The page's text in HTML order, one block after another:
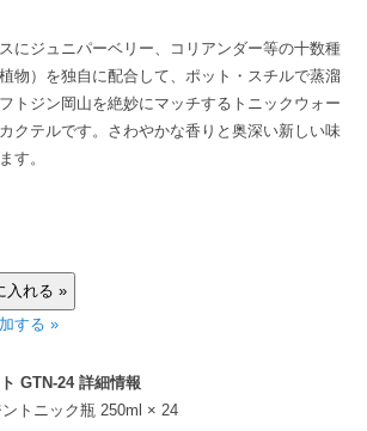
にジュニパーベリー、コリアンダー等の十数種
物）を独自に配合して、ポット・スチルで蒸溜
トジン岡山を絶妙にマッチするトニックウォー
クテルです。さわやかな香りと奥深い新しい味
す。
する »
GTN-24 詳細情報
ントニック瓶 250ml × 24